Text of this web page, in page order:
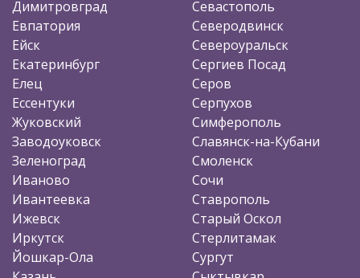
Димитровград
Евпатория
Ейск
Екатеринбург
Елец
Ессентуки
Жуковский
Заводоуковск
Зеленоград
Иваново
Ивантеевка
Ижевск
Иркутск
Йошкар-Ола
Севастополь
Северодвинск
Североуральск
Сергиев Посад
Серов
Серпухов
Симферополь
Славянск-на-Кубани
Смоленск
Сочи
Ставрополь
Старый Оскол
Стерлитамак
Сургут